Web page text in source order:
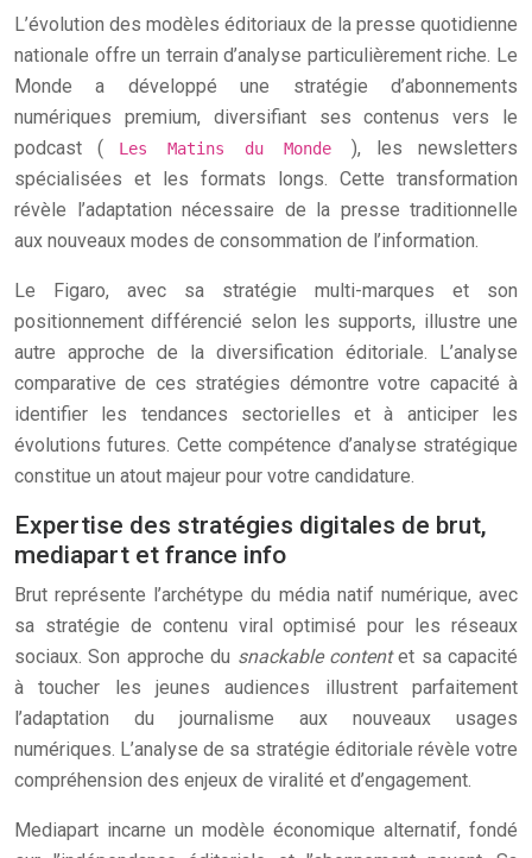
L’évolution des modèles éditoriaux de la presse quotidienne
nationale offre un terrain d’analyse particulièrement riche. Le
Monde a développé une stratégie d’abonnements
numériques premium, diversifiant ses contenus vers le
podcast (
Les Matins du Monde ), les newsletters
spécialisées et les formats longs. Cette transformation
révèle l’adaptation nécessaire de la presse traditionnelle
aux nouveaux modes de consommation de l’information.
Le Figaro, avec sa stratégie multi-marques et son
positionnement différencié selon les supports, illustre une
autre approche de la diversification éditoriale. L’analyse
comparative de ces stratégies démontre votre capacité à
identifier les tendances sectorielles et à anticiper les
évolutions futures. Cette compétence d’analyse stratégique
constitue un atout majeur pour votre candidature.
Expertise des stratégies digitales de brut,
mediapart et france info
Brut représente l’archétype du média natif numérique, avec
sa stratégie de contenu viral optimisé pour les réseaux
sociaux. Son approche du snackable contentet sa capacité
à toucher les jeunes audiences illustrent parfaitement
l’adaptation du journalisme aux nouveaux usages
numériques. L’analyse de sa stratégie éditoriale révèle votre
compréhension des enjeux de viralité et d’engagement.
Mediapart incarne un modèle économique alternatif, fondé